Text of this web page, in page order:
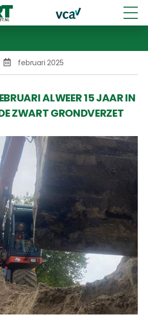
februari 2025
ALWEER 15 JAAR IN
ZWART GRONDVERZET